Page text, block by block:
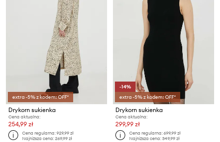
extra -5% z kodem: OFF*
Drykorn sukienka
Cena aktualna:
254,99 zł
Cena regularna:929,99 zł
Najniższa cena:269,99 zł
-14%
extra -5% z kodem: OFF*
Drykorn sukienka
Cena aktualna:
299,99 zł
Cena regularna:699,99 zł
Najniższa cena:349,99 zł